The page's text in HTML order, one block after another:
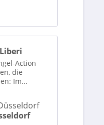
Action
die
Im...